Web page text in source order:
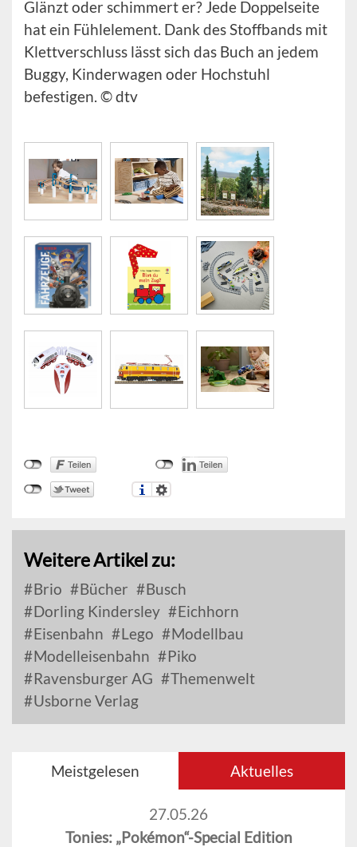
Glänzt oder schimmert er? Jede Doppelseite
hat ein Fühlelement. Dank des Stoffbands mit
Klettverschluss lässt sich das Buch an jedem
Buggy, Kinderwagen oder Hochstuhl
befestigen. © dtv
Weitere Artikel zu:
Brio Bücher
Busch
Dorling Kindersley
Eichhorn
Eisenbahn
Lego
Modellbau
Modelleisenbahn
Piko
Ravensburger AG
Themenwelt
Usborne Verlag
Meistgelesen Aktuelles
27.05.26
Tonies: „Pokémon“-Special Edition